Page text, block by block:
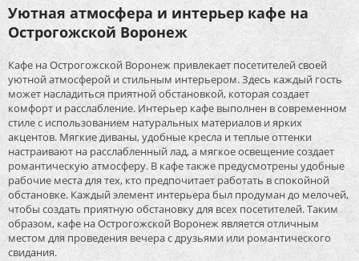
Уютная атмосфера и интерьер кафе на
Острогожской Воронеж
Кафе на Острогожской Воронеж привлекает посетителей своей
уютной атмосферой и стильным интерьером. Здесь каждый гость
может насладиться приятной обстановкой, которая создает
комфорт и расслабление. Интерьер кафе выполнен в современном
стиле с использованием натуральных материалов и ярких
акцентов. Мягкие диваны, удобные кресла и теплые оттенки
настраивают на расслабленный лад, а мягкое освещение создает
романтическую атмосферу. В кафе также предусмотрены удобные
рабочие места для тех, кто предпочитает работать в спокойной
обстановке. Каждый элемент интерьера был продуман до мелочей,
чтобы создать приятную обстановку для всех посетителей. Таким
образом, кафе на Острогожской Воронеж является отличным
местом для проведения вечера с друзьями или романтического
свидания.